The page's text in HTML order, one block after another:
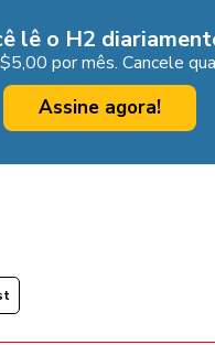
lê o H2
por mês. Cancele
Assine agora!